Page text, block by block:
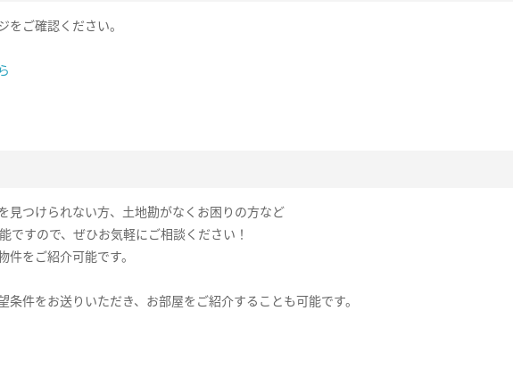
ご確認ください。
見つけられない方、土地勘がなくお困りの方など
ですので、ぜひお気軽にご相談ください！
をご紹介可能です。
件をお送りいただき、お部屋をご紹介することも可能です。